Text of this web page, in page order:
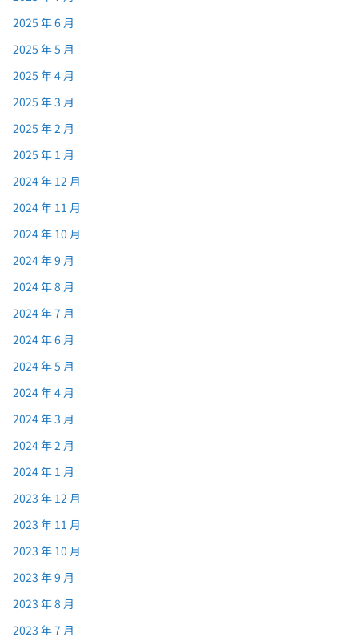
2025 年 6 月
2025 年 5 月
2025 年 4 月
2025 年 3 月
2025 年 2 月
2025 年 1 月
2024 年 12 月
2024 年 11 月
2024 年 10 月
2024 年 9 月
2024 年 8 月
2024 年 7 月
2024 年 6 月
2024 年 5 月
2024 年 4 月
2024 年 3 月
2024 年 2 月
2024 年 1 月
2023 年 12 月
2023 年 11 月
2023 年 10 月
2023 年 9 月
2023 年 8 月
2023 年 7 月